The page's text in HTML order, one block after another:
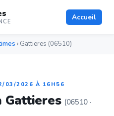
Accueil
› Gattieres (06510)
03/2026 À 16H56
Gattieres (06510 ·